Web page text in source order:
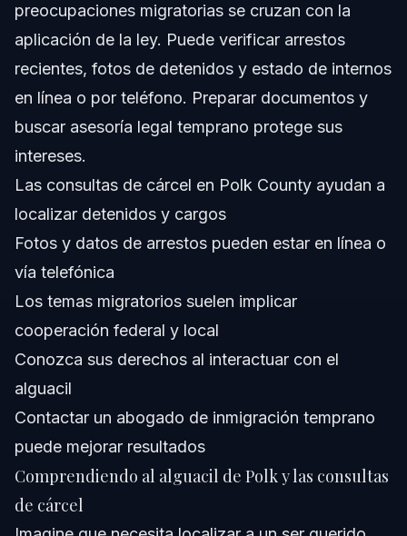
recientes en Polk County?
¿Puedo acceder a las fotos de la cárcel de Polk County
¿Cómo afectan las leyes de inmigración las
interacciones con el alguacil de Polk?
¿Qué pasos puedo tomar si yo o un ser querido es
¿El alguacil de Polk mantiene redes sociales como
Instagram para actualizaciones?
¿Qué ayuda legal puede brindar Vasquez Law Firm si
Fuentes y Referencias
preocupaciones migratorias se cruzan con la
aplicación de la ley. Puede verificar arrestos
recientes, fotos de detenidos y estado de internos
en línea o por teléfono. Preparar documentos y
buscar asesoría legal temprano protege sus
intereses.
Las consultas de cárcel en Polk County ayudan a
localizar detenidos y cargos
Fotos y datos de arrestos pueden estar en línea o
vía telefónica
Los temas migratorios suelen implicar
cooperación federal y local
Conozca sus derechos al interactuar con el
alguacil
Contactar un abogado de inmigración temprano
puede mejorar resultados
Comprendiendo al alguacil de Polk y las consultas
de cárcel